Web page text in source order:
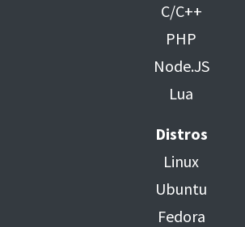
C/C++
PHP
Node.JS
Lua
Distros
Linux
Ubuntu
Fedora